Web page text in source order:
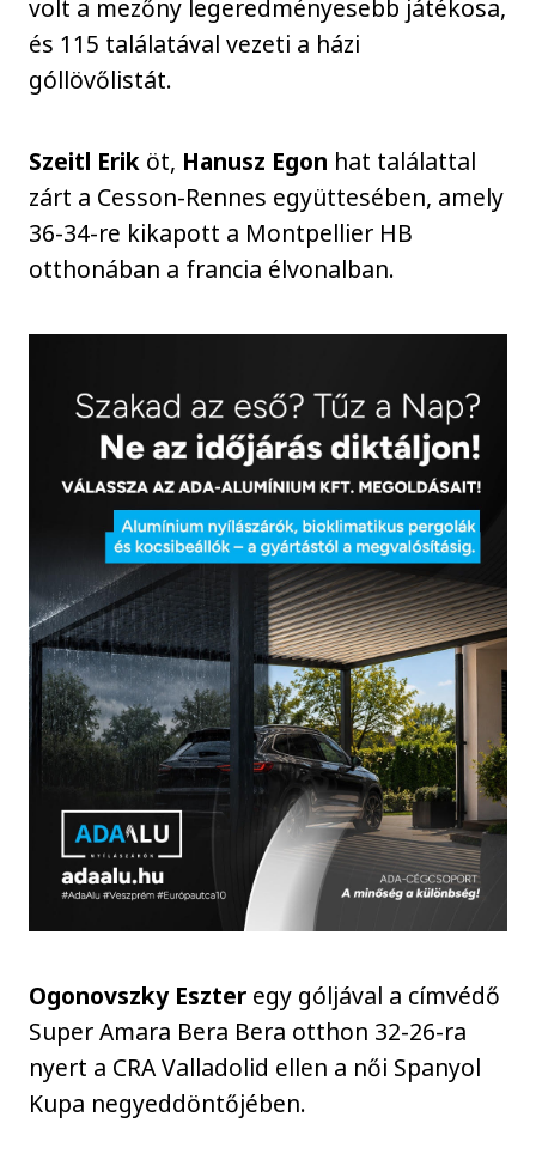
volt a mezőny legeredményesebb játékosa,
és 115 találatával vezeti a házi
góllövőlistát.
Szeitl Erik öt, Hanusz Egon hat találattal
zárt a Cesson-Rennes együttesében, amely
36-34-re kikapott a Montpellier HB
otthonában a francia élvonalban.
Ogonovszky Eszter egy góljával a címvédő
Super Amara Bera Bera otthon 32-26-ra
nyert a CRA Valladolid ellen a női Spanyol
Kupa negyeddöntőjében.